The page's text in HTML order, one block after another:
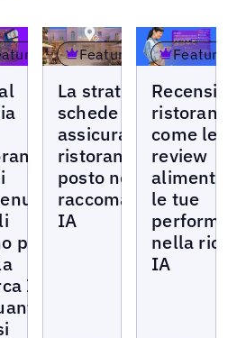
più
IA
Featured
La strategia di
schede che
assicura ai tuoi
ristoranti un
posto nelle
raccomandazioni
IA
Featured
ristoranti:
come le
review
le tue
nella
IA